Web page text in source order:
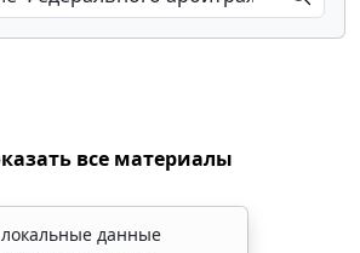
все материалы
данные